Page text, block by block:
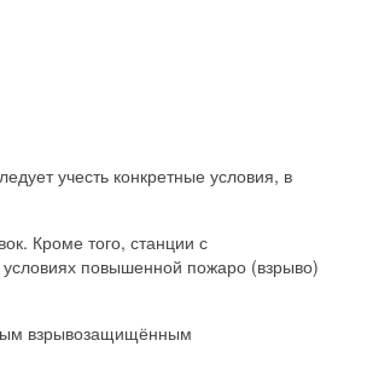
учесть конкретные условия, в
Кроме того, станции с
повышенной пожаро (взрыво)
взрывозащищённым